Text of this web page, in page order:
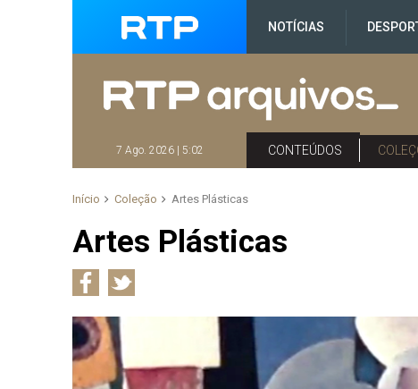
NOTÍCIAS
7 Ago. 2026 | 5:02 CONTEÚDOS
Início Coleção Artes Plásticas
Artes Plásticas